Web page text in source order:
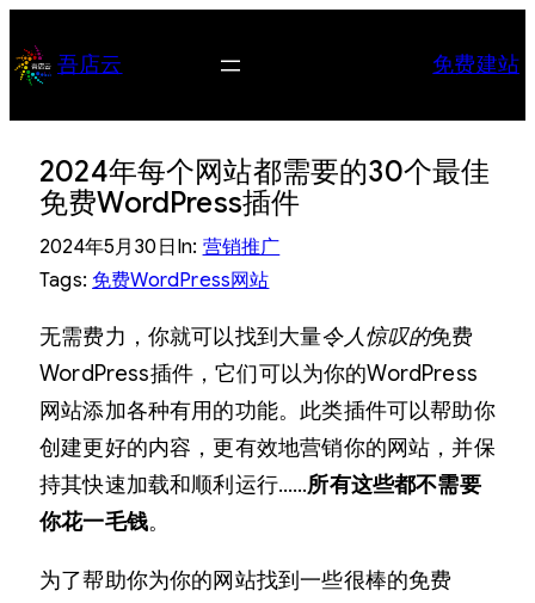
至
吾店云 免费建站
2024年每个网站都需要的30个最佳
免费WordPress插件
2024年5月30日 In: 营销推广
Tags: 免费WordPress网站
无需费力，你就可以找到大量令人惊叹的免费
WordPress插件，它们可以为你的WordPress
网站添加各种有用的功能。此类插件可以帮助你
创建更好的内容，更有效地营销你的网站，并保
持其快速加载和顺利运行……所有这些都不需要
你花一毛钱。
为了帮助你为你的网站找到一些很棒的免费